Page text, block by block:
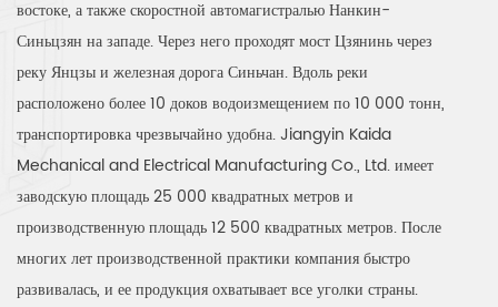
востоке, а также скоростной автомагистралью Нанкин-
Синьцзян на западе. Через него проходят мост Цзянинь через
реку Янцзы и железная дорога Синьчан. Вдоль реки
расположено более 10 доков водоизмещением по 10 000 тонн,
транспортировка чрезвычайно удобна. Jiangyin Kaida
Mechanical and Electrical Manufacturing Co., Ltd. имеет
заводскую площадь 25 000 квадратных метров и
производственную площадь 12 500 квадратных метров. После
многих лет производственной практики компания быстро
развивалась, и ее продукция охватывает все уголки страны.